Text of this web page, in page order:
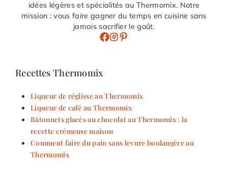
idées légères et spécialités au Thermomix. Notre
mission : vous faire gagner du temps en cuisine sans
jamais sacrifier le goût.
Recettes Thermomix
Liqueur de réglisse au Thermomix
Liqueur de café au Thermomix
Bâtonnets glacés au chocolat au Thermomix : la
recette crémeuse maison
Comment faire du pain sans levure boulangère au
Thermomix